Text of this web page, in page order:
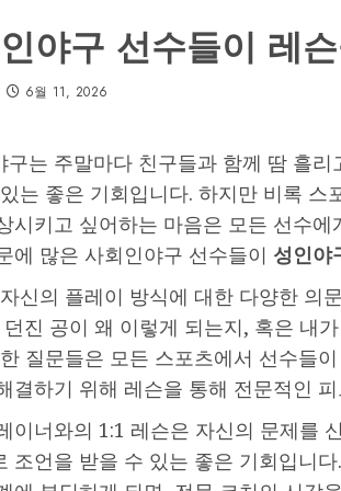
야구 선수들이 레
6월 11, 2026
구는 주말마다 친구들과 함께 땀 흘
는 좋은 기회입니다. 하지만 비록 스
시키고 싶어하는 마음은 모든 선수
에 많은 사회인야구 선수들이 성인야
신의 플레이 방식에 대한 다양한 의
던진 공이 왜 이렇게 되는지, 혹은 내
질문들은 모든 스포츠에서 선수들
결하기 위해 레슨을 통해 전문적인
이너와의 1:1 레슨은 자신의 문제를
조언을 받을 수 있는 좋은 기회입니